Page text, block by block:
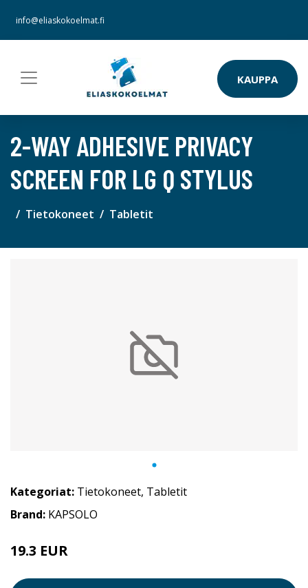
info@eliaskokoelmat.fi
KAUPPA
2-WAY ADHESIVE PRIVACY
SCREEN FOR LG Q STYLUS
Tietokoneet Tabletit
Kategoriat: Tietokoneet, Tabletit
Brand: KAPSOLO
19.3 EUR